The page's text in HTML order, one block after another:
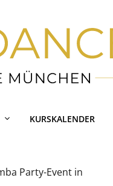
KURSKALENDER
Party-Event in